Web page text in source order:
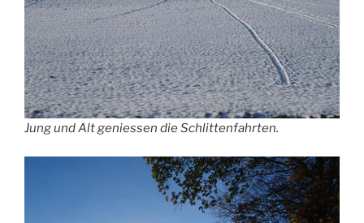
Jung und Alt geniessen die Schlittenfahrten.